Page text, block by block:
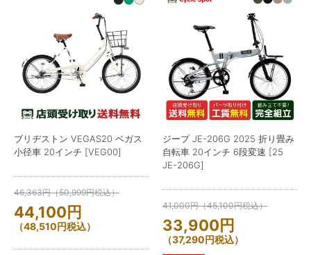
ブリヂストン VEGAS20 ベガス
小径車 20インチ [VEG00]
46,363円（50,999円税込）
44,100円
（48,510円税込）
ジープ JE-206G 2025 折り畳み
自転車 20インチ 6段変速 [25
JE-206G]
41,000円（45,100円税込）
33,900円
（37,290円税込）